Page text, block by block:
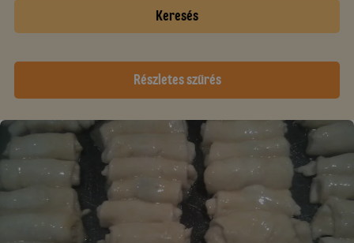
Keresés
Részletes szűrés